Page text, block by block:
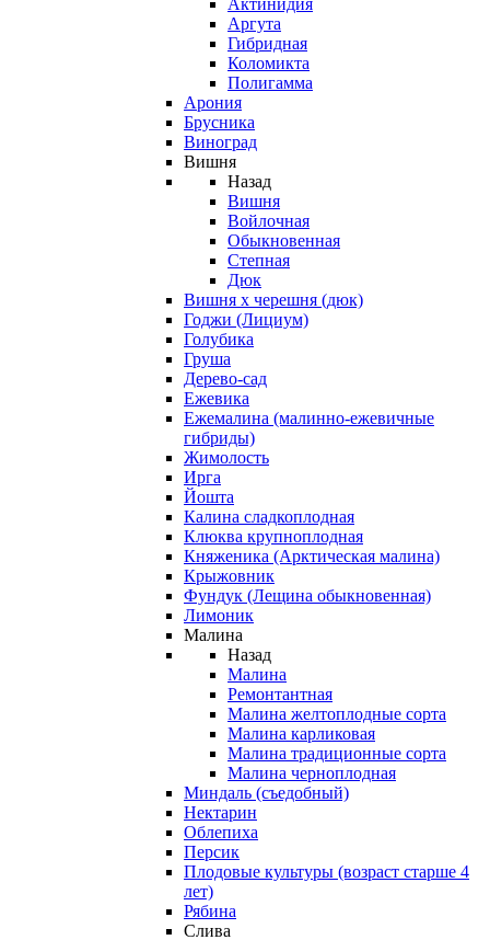
Актинидия
Аргута
Гибридная
Коломикта
Полигамма
Арония
Брусника
Виноград
Вишня
Назад
Вишня
Войлочная
Обыкновенная
Степная
Дюк
Вишня х черешня (дюк)
Годжи (Лициум)
Голубика
Груша
Дерево-сад
Ежевика
Ежемалина (малинно-ежевичные
гибриды)
Жимолость
Ирга
Йошта
Калина сладкоплодная
Клюква крупноплодная
Княженика (Арктическая малина)
Крыжовник
Фундук (Лещина обыкновенная)
Лимоник
Малина
Назад
Малина
Ремонтантная
Малина желтоплодные сорта
Малина карликовая
Малина традиционные сорта
Малина черноплодная
Миндаль (съедобный)
Нектарин
Облепиха
Персик
Плодовые культуры (возраст старше 4
лет)
Рябина
Слива